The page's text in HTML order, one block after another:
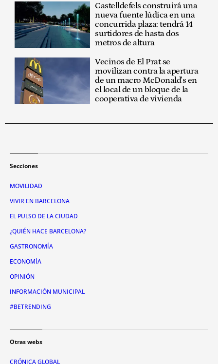
Castelldefels construirá una
nueva fuente lúdica en una
concurrida plaza: tendrá 14
surtidores de hasta dos
metros de altura
Vecinos de El Prat se
movilizan contra la apertura
de un macro McDonald's en
el local de un bloque de la
cooperativa de vivienda
Secciones
MOVILIDAD
VIVIR EN BARCELONA
EL PULSO DE LA CIUDAD
¿QUIÉN HACE BARCELONA?
GASTRONOMÍA
ECONOMÍA
OPINIÓN
INFORMACIÓN MUNICIPAL
#BETRENDING
Otras webs
CRÓNICA GLOBAL